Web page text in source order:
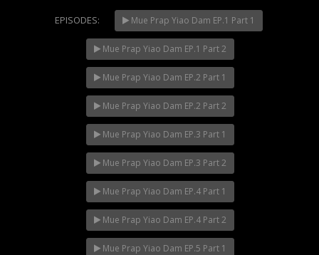
NOW PLAYING Mani Nakha Ep.14
EPISODES: Mue Prap Yiao Dam EP.1 Part 1
Mue Prap Yiao Dam EP.1 Part 2
Mue Prap Yiao Dam EP.2 Part 1
Mue Prap Yiao Dam EP.2 Part 2
Mue Prap Yiao Dam EP.3 Part 1
Mue Prap Yiao Dam EP.3 Part 2
Mue Prap Yiao Dam EP.4 Part 1
Mue Prap Yiao Dam EP.4 Part 2
Mue Prap Yiao Dam EP.5 Part 1